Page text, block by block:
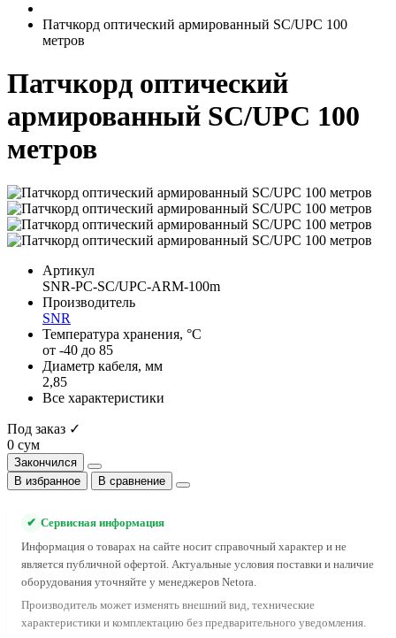
Патчкорд оптический армированный SC/UPC 100
метров
Патчкорд оптический
армированный SC/UPC 100
метров
Артикул
SNR-PC-SC/UPC-ARM-100m
Производитель
SNR
Температура хранения, °C
от -40 до 85
Диаметр кабеля, мм
2,85
Все характеристики
Под заказ ✓
0 сум
Закончился
В избранное
В сравнение
✔ Сервисная информация
Информация о товарах на сайте носит справочный характер и не
является публичной офертой. Актуальные условия поставки и наличие
оборудования уточняйте у менеджеров Netora.
Производитель может изменять внешний вид, технические
характеристики и комплектацию без предварительного уведомления.